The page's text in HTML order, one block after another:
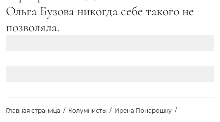
Ольга Бузова никогда себе такого не
позволяла.
Главная страница Колумнисты Ирена Понарошку